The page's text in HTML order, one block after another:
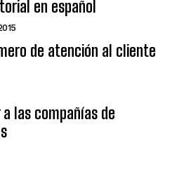
en español
de atención al cliente
las compañías de